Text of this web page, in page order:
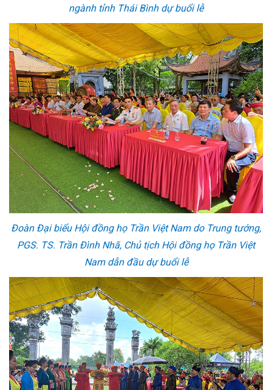
ngành tỉnh Thái Bình dự buổi lễ
Đoàn Đại biểu Hội đồng họ Trần Việt Nam do Trung tướng,
PGS. TS. Trần Đình Nhã, Chủ tịch Hội đồng họ Trần Việt
Nam dẫn đầu dự buổi lễ